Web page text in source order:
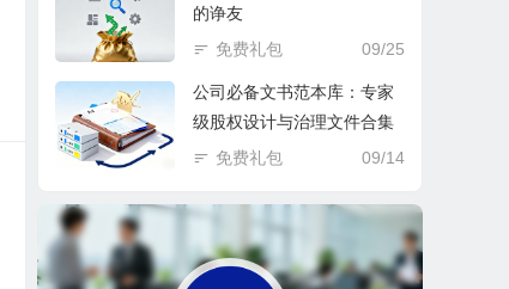
的诤友
09/25
免费礼包
公司必备文书范本库：专家
级股权设计与治理文件合集
09/14
免费礼包